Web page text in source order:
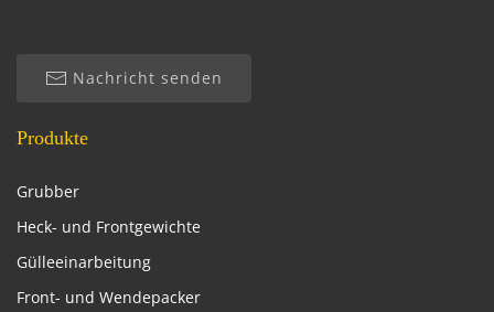
Nachricht senden
Produkte
Grubber
Heck- und Frontgewichte
Gülleeinarbeitung
Front- und Wendepacker